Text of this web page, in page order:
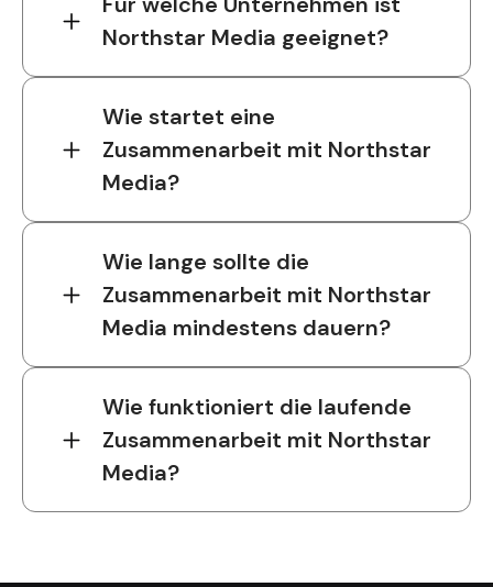
Northstar Media geeignet?
Wie startet eine
Zusammenarbeit mit Northstar
Media?
Wie lange sollte die
Zusammenarbeit mit Northstar
Media mindestens dauern?
Wie funktioniert die laufende
Zusammenarbeit mit Northstar
Media?